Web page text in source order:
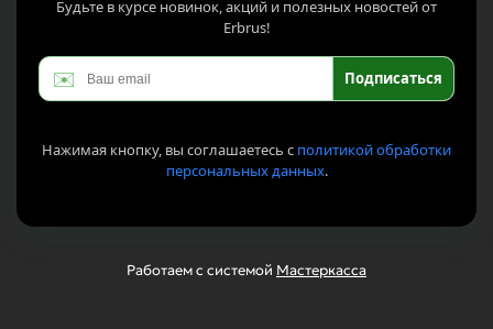
Будьте в курсе новинок, акций и полезных новостей от
Erbrus!
✉️ Подписаться
Нажимая кнопку, вы соглашаетесь с политикой обработки
персональных данных.
Работаем с системой Мастеркасса